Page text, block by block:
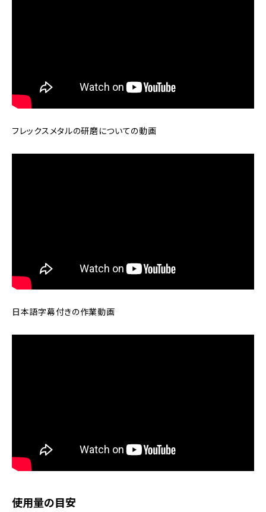
フレックスメタルの研磨についての動画
日本語字幕付きの作業動画
使用量の目安